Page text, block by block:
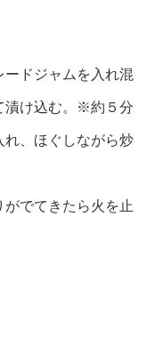
ドジャムを入れ混
漬け込む。※約５分
、ほぐしながら炒
でてきたら火を止